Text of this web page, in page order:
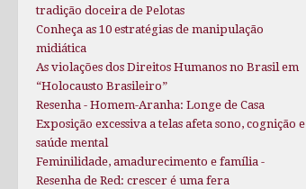
tradição doceira de Pelotas
Conheça as 10 estratégias de manipulação
midiática
As violações dos Direitos Humanos no Brasil em
“Holocausto Brasileiro”
Resenha - Homem-Aranha: Longe de Casa
Exposição excessiva a telas afeta sono, cognição e
saúde mental
Feminilidade, amadurecimento e família -
Resenha de Red: crescer é uma fera